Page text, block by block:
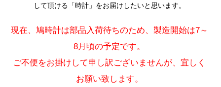
して頂ける「時計」をお届けしたいと思います。
現在、鳩時計は部品入荷待ちのため、製造開始は7～
8月頃の予定です。
ご不便をお掛けして申し訳ございませんが、宜しく
お願い致します。